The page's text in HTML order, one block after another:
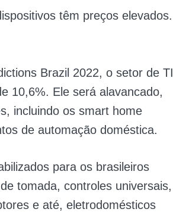
têm preços elevados.
Brazil 2022, o setor de TI
10,6%. Ele será alavancado,
incluindo os smart home
de automação doméstica.
para os brasileiros
tomada, controles universais,
e até, eletrodomésticos